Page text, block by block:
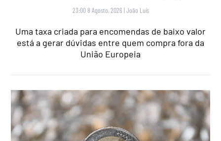
23:00 8 Agosto, 2026 |João Luís
Uma taxa criada para encomendas de baixo valor
está a gerar dúvidas entre quem compra fora da
União Europeia